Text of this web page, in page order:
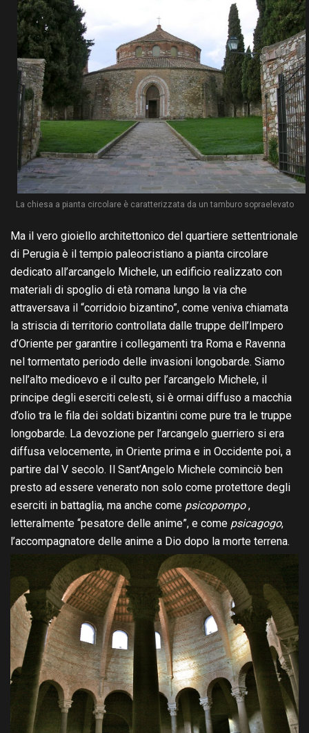
La chiesa a pianta circolare è caratterizzata da un tamburo sopraelevato
Ma il vero gioiello architettonico del quartiere settentrionale
di Perugia è il tempio paleocristiano a pianta circolare
dedicato all’arcangelo Michele, un edificio realizzato con
materiali di spoglio di età romana lungo la via che
attraversava il “corridoio bizantino”, come veniva chiamata
la striscia di territorio controllata dalle truppe dell’Impero
d’Oriente per garantire i collegamenti tra Roma e Ravenna
nel tormentato periodo delle invasioni longobarde. Siamo
nell’alto medioevo e il culto per l’arcangelo Michele, il
principe degli eserciti celesti, si è ormai diffuso a macchia
d’olio tra le fila dei soldati bizantini come pure tra le truppe
longobarde. La devozione per l’arcangelo guerriero si era
diffusa velocemente, in Oriente prima e in Occidente poi, a
partire dal V secolo. Il Sant’Angelo Michele cominciò ben
presto ad essere venerato non solo come protettore degli
eserciti in battaglia, ma anche come psicopompo,
letteralmente “pesatore delle anime”, e come psicagogo,
l’accompagnatore delle anime a Dio dopo la morte terrena.